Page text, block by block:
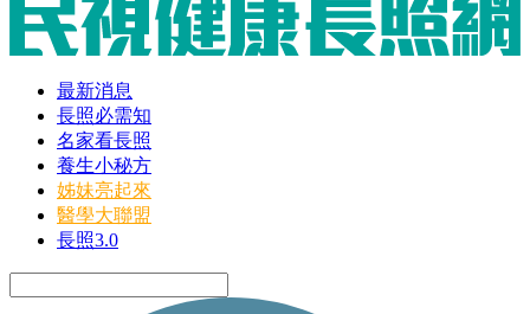
最新消息
長照必需知
名家看長照
養生小秘方
姊妹亮起來
醫學大聯盟
長照3.0